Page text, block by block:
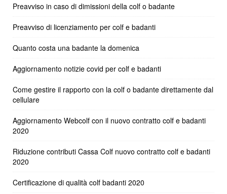
Preavviso in caso di dimissioni della colf o badante
Preavviso di licenziamento per colf e badanti
Quanto costa una badante la domenica
Aggiornamento notizie covid per colf e badanti
Come gestire il rapporto con la colf o badante direttamente dal
cellulare
Aggiornamento Webcolf con il nuovo contratto colf e badanti
2020
Riduzione contributi Cassa Colf nuovo contratto colf e badanti
2020
Certificazione di qualità colf badanti 2020